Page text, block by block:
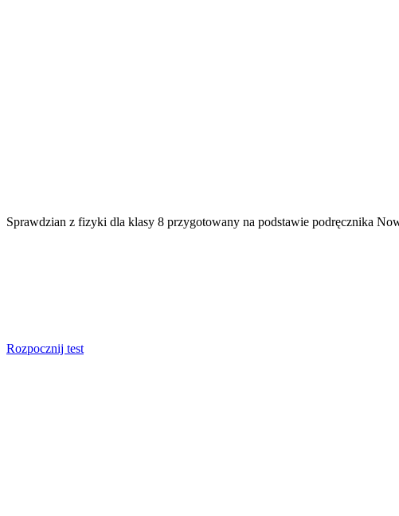
Sprawdzian z fizyki dla klasy 8 przygotowany na podstawie podręcznika
Rozpocznij test